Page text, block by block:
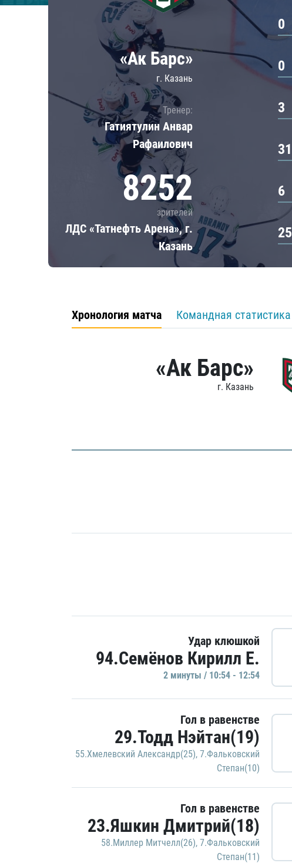
Локомотив
ЦСКА
Шанхайские Драконы
«Ак Барс»
г. Казань
Тренер:
Гатиятулин Анвар
Рафаилович
8252
зрителей
ЛДС «Татнефть Арена», г.
Казань
0
0
3
31
6
25
Хронология матча Командная статистика
«Ак Барс»
г. Казань
Удар клюшкой
94.Семёнов Кирилл Е.
2 минуты / 10:54 - 12:54
Гол в равенстве
29.Тодд Нэйтан(19)
55.Хмелевский Александр(25), 7.Фальковский
Степан(10)
Гол в равенстве
23.Яшкин Дмитрий(18)
58.Миллер Митчелл(26), 7.Фальковский
Степан(11)